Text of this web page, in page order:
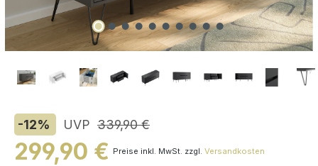
-12% UVP 339,90 €
299,90 € Preise inkl. MwSt. zzgl. Versandkosten